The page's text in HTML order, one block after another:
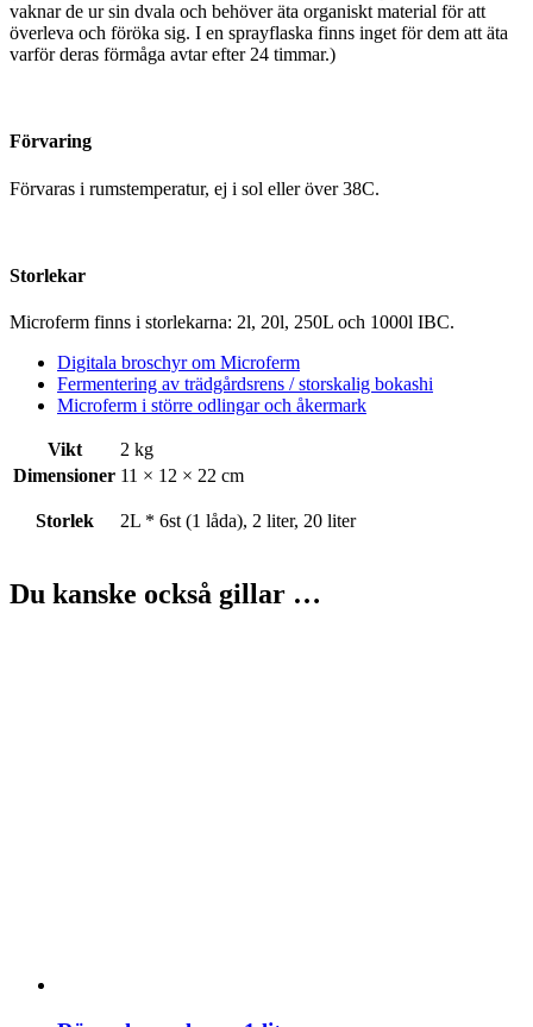
vaknar de ur sin dvala och behöver äta organiskt material för att
överleva och föröka sig. I en sprayflaska finns inget för dem att äta
varför deras förmåga avtar efter 24 timmar.)
Förvaring
Förvaras i rumstemperatur, ej i sol eller över 38C.
Storlekar
Microferm finns i storlekarna: 2l, 20l, 250L och 1000l IBC.
Digitala broschyr om Microferm
Fermentering av trädgårdsrens / storskalig bokashi
Microferm i större odlingar och åkermark
Vikt
2 kg
Dimensioner 11 × 12 × 22 cm
Storlek 2L * 6st (1 låda), 2 liter, 20 liter
Du kanske också gillar …